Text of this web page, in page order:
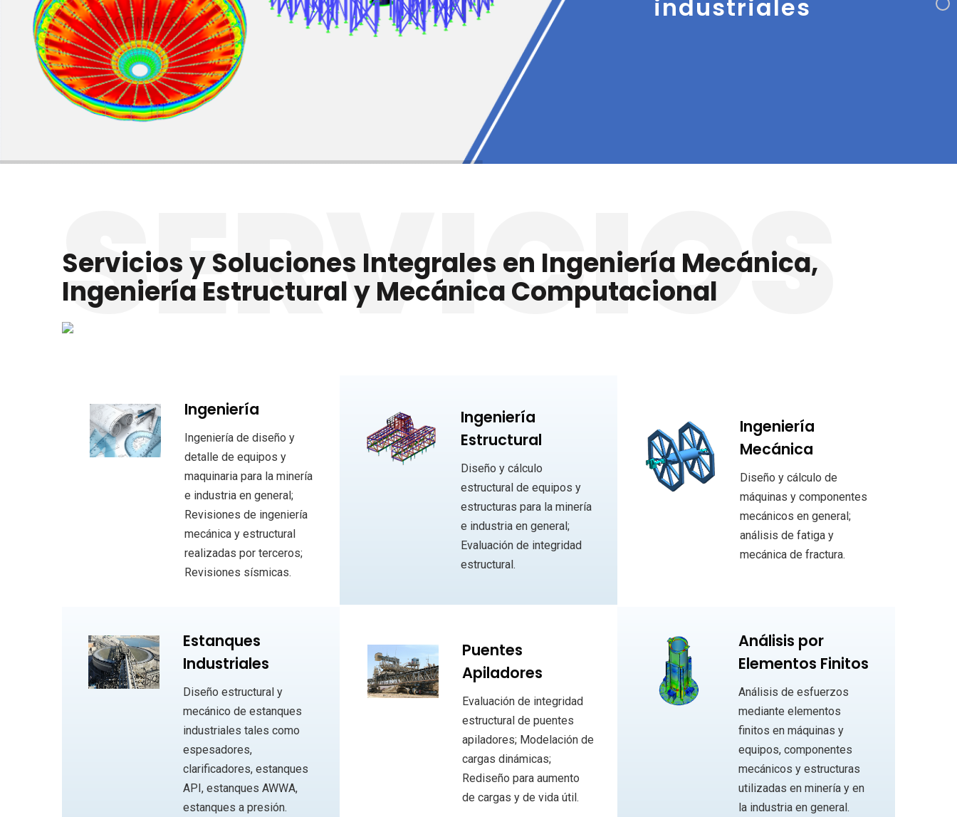
industriales
SERVICIOS
Servicios y Soluciones Integrales en Ingeniería Mecánica,
Ingeniería Estructural y Mecánica Computacional
Ingeniería
Ingeniería de diseño y
detalle de equipos y
maquinaria para la minería
e industria en general;
Revisiones de ingeniería
mecánica y estructural
realizadas por terceros;
Revisiones sísmicas.
Ingeniería
Estructural
Diseño y cálculo
estructural de equipos y
estructuras para la minería
e industria en general;
Evaluación de integridad
estructural.
Ingeniería
Mecánica
Diseño y cálculo de
máquinas y componentes
mecánicos en general;
análisis de fatiga y
mecánica de fractura.
Estanques
Industriales
Diseño estructural y
mecánico de estanques
industriales tales como
espesadores,
clarificadores, estanques
API, estanques AWWA,
estanques a presión.
Puentes
Apiladores
Evaluación de integridad
estructural de puentes
apiladores; Modelación de
cargas dinámicas;
Rediseño para aumento
de cargas y de vida útil.
Análisis por
Elementos Finitos
Análisis de esfuerzos
mediante elementos
finitos en máquinas y
equipos, componentes
mecánicos y estructuras
utilizadas en minería y en
la industria en general.